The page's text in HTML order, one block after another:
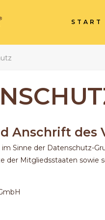
START
Anschrift des
Sinne der Datenschutz-
der Mitgliedsstaaten sowie